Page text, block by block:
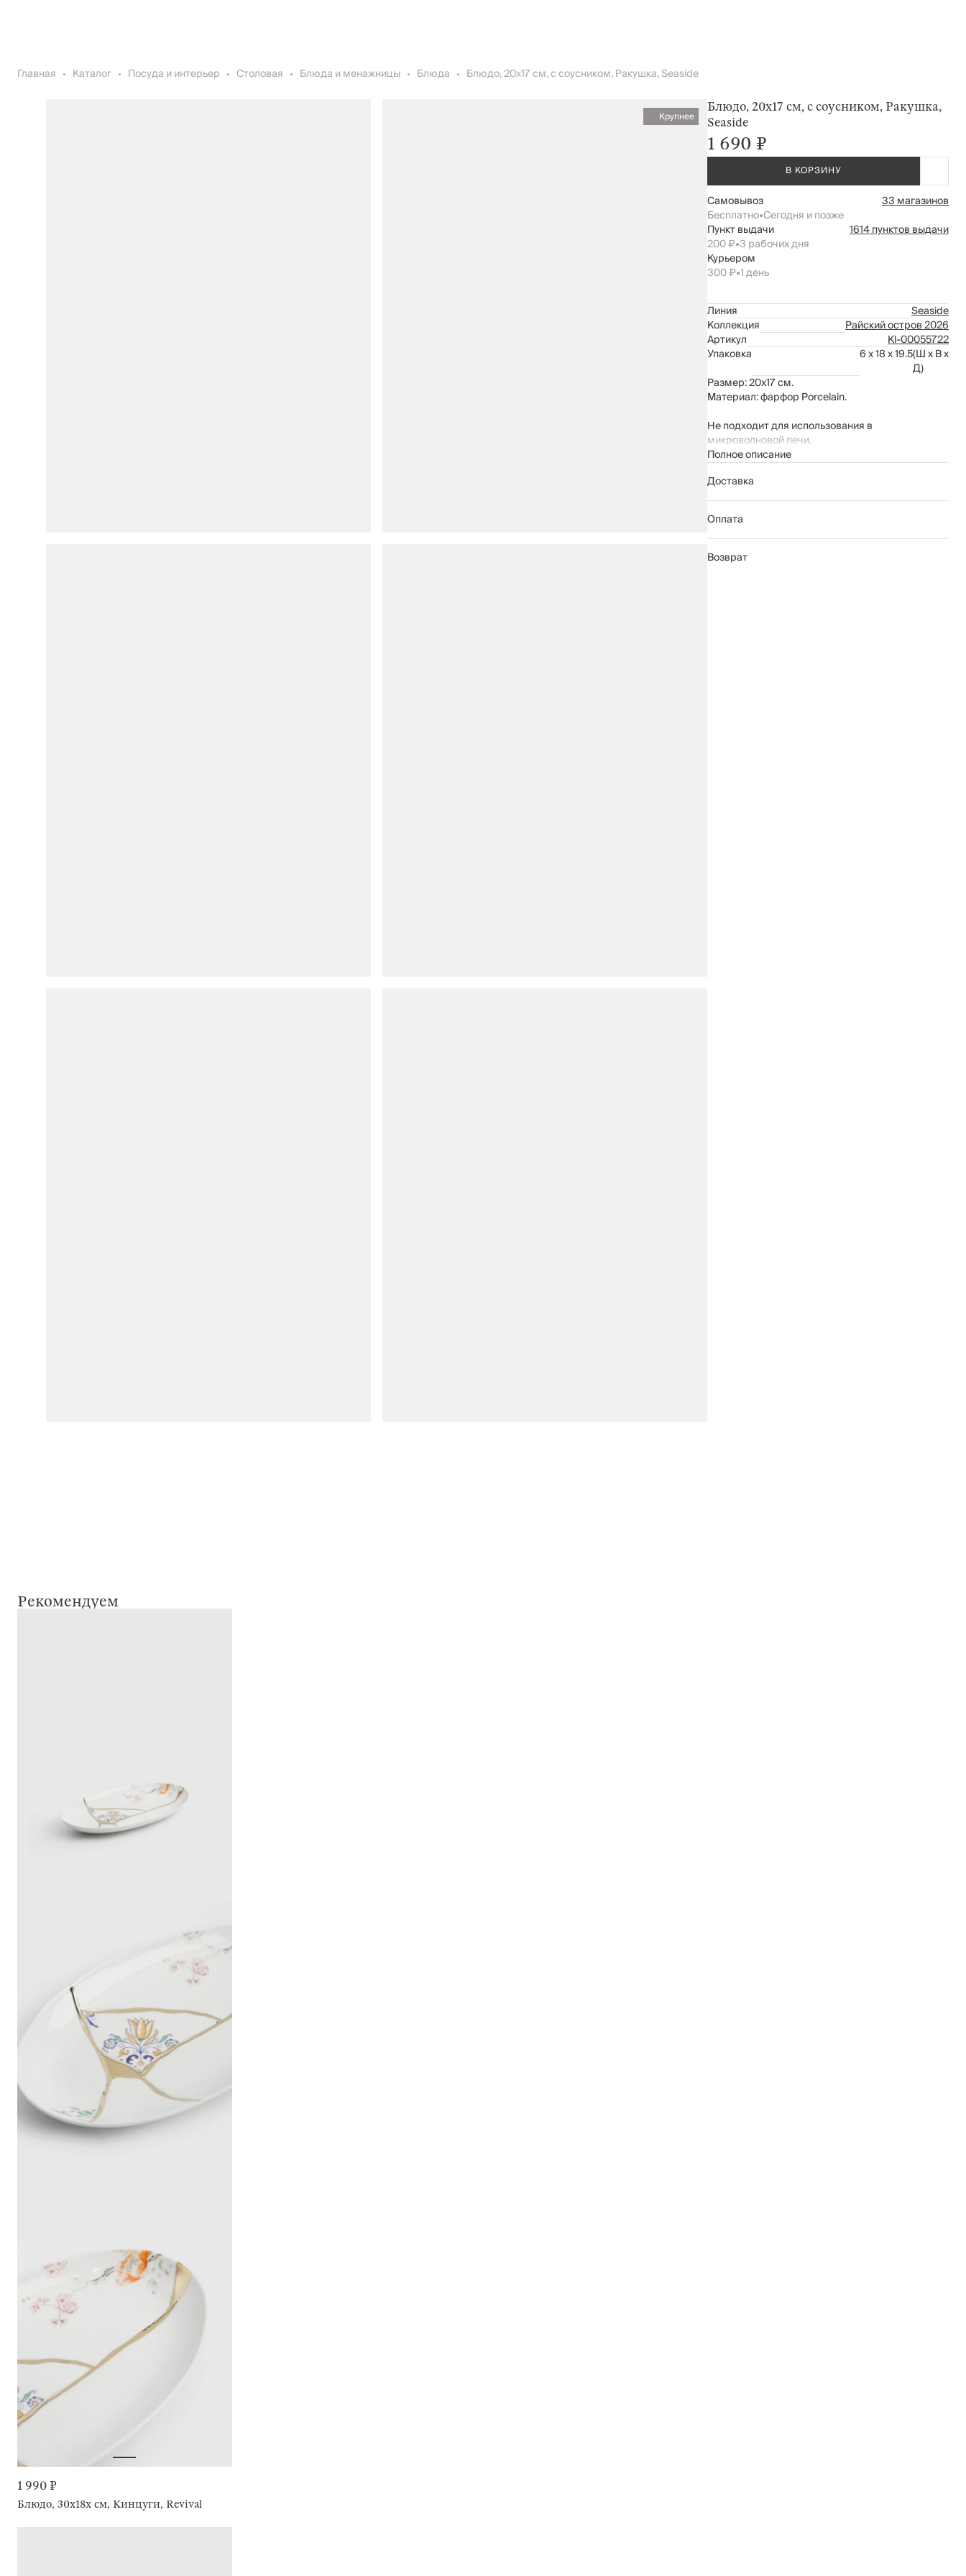
Главная Каталог Посуда и интерьер Столовая Блюда и менажницы Блюда Блюдо, 20х17 см, с соусником, Ракушка, Seaside
Крупнее
Блюдо, 20х17 см, с соусником, Ракушка,
Seaside
1 690 ₽
В КОРЗИНУ
Самовывоз
33 магазинов
Бесплатно•Сегодня и позже
Пункт выдачи
1614 пунктов выдачи
200 ₽•3 рабочих дня
Курьером
300 ₽•1 день
Линия
Seaside
Коллекция
Райский остров 2026
Артикул
Kl-00055722
Упаковка
6 x 18 x 19.5(Ш x В x
Д)
Размер: 20х17 см.
Материал: фарфор Porcelain.
Не подходит для использования в
микроволновой печи.
Рекомендации по уходу:
моющих средств
не использовать для ухода абразивные
чистящие средства и жесткие губки
Полное описание
Доставка
Оплата
Возврат
Рекомендуем
1 990 ₽
Блюдо, 30х18х см, Кинцуги, Revival